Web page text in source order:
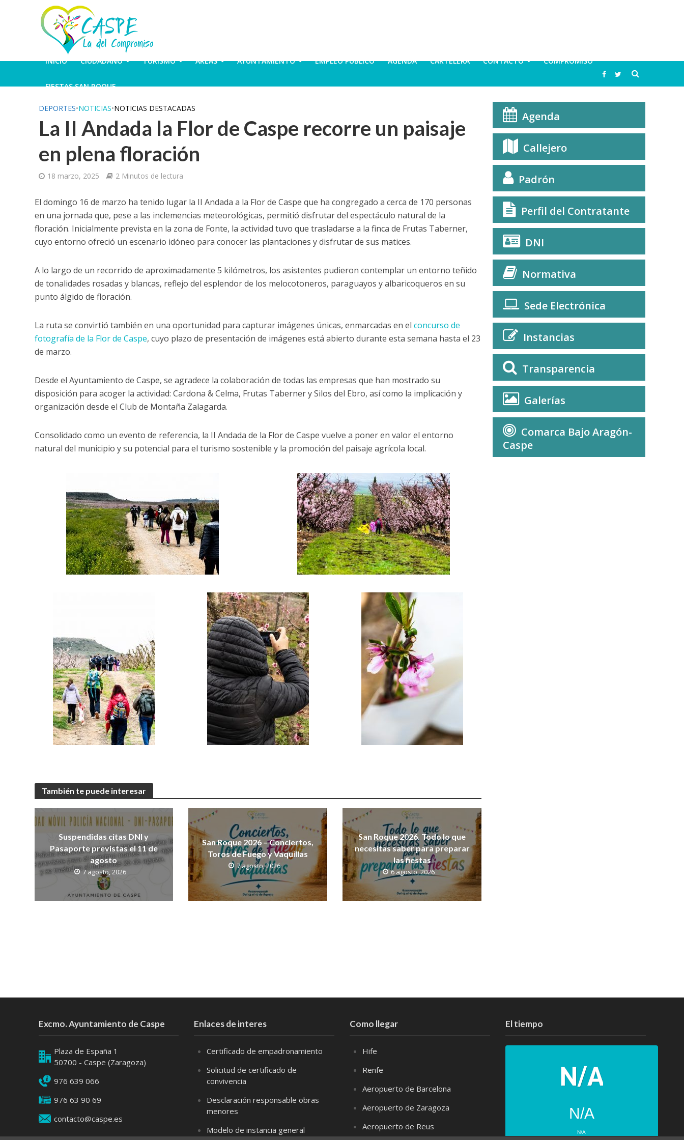
INICIO CIUDADANO TURISMO ÁREAS AYUNTAMIENTO EMPLEO PÚBLICO AGENDA CARTELERA CONTACTO COMPROMISO
FIESTAS SAN ROQUE
DEPORTES•NOTICIAS•NOTICIAS DESTACADAS
La II Andada la Flor de Caspe recorre un paisaje
en plena floración
18 marzo, 2025 2 Minutos de lectura
El domingo 16 de marzo ha tenido lugar la II Andada a la Flor de Caspe que ha congregado a cerca de 170 personas
en una jornada que, pese a las inclemencias meteorológicas, permitió disfrutar del espectáculo natural de la
floración. Inicialmente prevista en la zona de Fonte, la actividad tuvo que trasladarse a la finca de Frutas Taberner,
cuyo entorno ofreció un escenario idóneo para conocer las plantaciones y disfrutar de sus matices.
A lo largo de un recorrido de aproximadamente 5 kilómetros, los asistentes pudieron contemplar un entorno teñido
de tonalidades rosadas y blancas, reflejo del esplendor de los melocotoneros, paraguayos y albaricoqueros en su
punto álgido de floración.
La ruta se convirtió también en una oportunidad para capturar imágenes únicas, enmarcadas en el concurso de
fotografía de la Flor de Caspe, cuyo plazo de presentación de imágenes está abierto durante esta semana hasta el 23
de marzo.
Desde el Ayuntamiento de Caspe, se agradece la colaboración de todas las empresas que han mostrado su
disposición para acoger la actividad: Cardona & Celma, Frutas Taberner y Silos del Ebro, así como la implicación y
organización desde el Club de Montaña Zalagarda.
Consolidado como un evento de referencia, la II Andada de la Flor de Caspe vuelve a poner en valor el entorno
natural del municipio y su potencial para el turismo sostenible y la promoción del paisaje agrícola local.
También te puede interesar
Suspendidas citas DNI y
Pasaporte previstas el 11 de
agosto
7 agosto, 2026
San Roque 2026 – Conciertos,
Toros de Fuego y Vaquillas
7 agosto, 2026
San Roque 2026. Todo lo que
necesitas saber para preparar
las fiestas
6 agosto, 2026
Agenda
Callejero
Padrón
Perfil del Contratante
DNI
Normativa
Sede Electrónica
Instancias
Transparencia
Galerías
Comarca Bajo Aragón-
Caspe
Excmo. Ayuntamiento de Caspe
Plaza de España 1
50700 - Caspe (Zaragoza)
976 639 066
976 63 90 69
contacto@caspe.es
Enlaces de interes
Certificado de empadronamiento
Solicitud de certificado de
convivencia
Desclaración responsable obras
menores
Modelo de instancia general
Como llegar
Hife
Renfe
Aeropuerto de Barcelona
Aeropuerto de Zaragoza
Aeropuerto de Reus
El tiempo
N/A
N/A